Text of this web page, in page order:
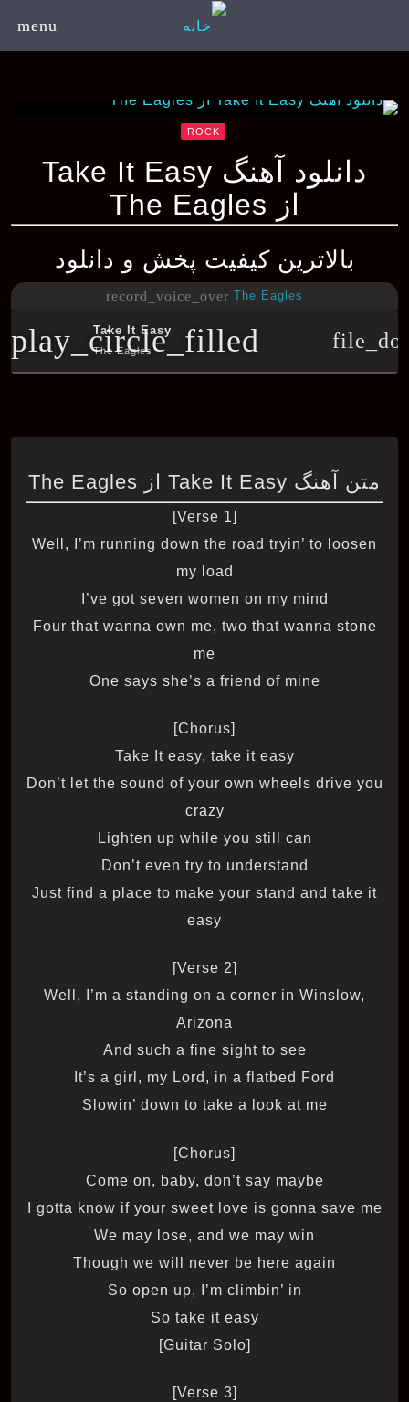
menu
ROCK
دانلود آهنگ Take It Easy
از The Eagles
بالاترین کیفیت پخش و دانلود
record_voice_over The Eagles
play_circle_filled
Take It Easy
The Eagles
متن آهنگ Take It Easy از The Eagles
[Verse 1]
Well, I’m running down the road tryin’ to loosen
my load
I’ve got seven women on my mind
Four that wanna own me, two that wanna stone
me
One says she’s a friend of mine
[Chorus]
Take It easy, take it easy
Don’t let the sound of your own wheels drive you
crazy
Lighten up while you still can
Don’t even try to understand
Just find a place to make your stand and take it
easy
[Verse 2]
Well, I’m a standing on a corner in Winslow,
Arizona
And such a fine sight to see
It’s a girl, my Lord, in a flatbed Ford
Slowin’ down to take a look at me
[Chorus]
Come on, baby, don’t say maybe
I gotta know if your sweet love is gonna save me
We may lose, and we may win
Though we will never be here again
So open up, I’m climbin’ in
So take it easy
[Guitar Solo]
[Verse 3]